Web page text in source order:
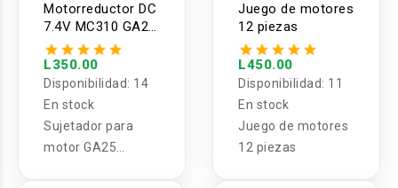
Motorreductor DC
7.4V MC310 GA25
y Soporte
L350.00
Disponibilidad: 14
En stock
Sujetador para
motor GA25
Juego de motores
12 piezas
L450.00
Disponibilidad: 11
En stock
Juego de motores
12 piezas